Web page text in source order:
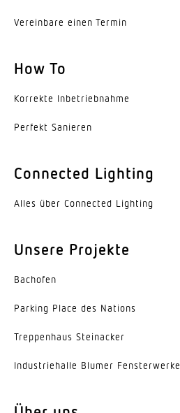
2000 W
Ja
Erfassungswinkel
360 °
180 °
Unterkriechschutz
segmentweise Ausblendung
Elektronische Skalierbarkeit
Nein
Reichweite Radial
Vereinbare einen Termin
How To
Korrekte Inbe­trieb­nahme
Perfekt Sanieren
Connected Lighting
Alles über Connected Lighting
Unsere Projekte
Bachofen
Parking Place des Nations
Trep­penhaus Steinacker
Indus­trie­halle Blumer Fensterwerke